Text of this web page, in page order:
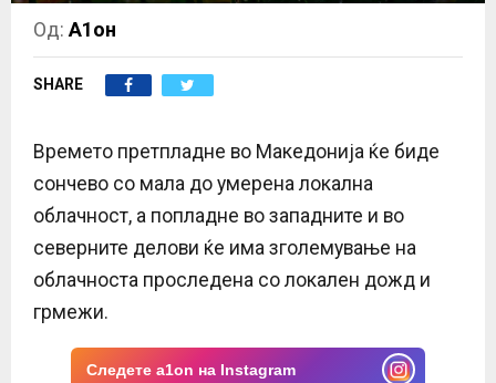
M
E
N
U
Од:А1он
SHARE
Времето претпладне во Македонија ќе биде
сончево со мала до умерена локална
облачност, а попладне во западните и во
северните делови ќе има зголемување на
облачноста проследена со локален дожд и
грмежи.
Следете a1on на Instagram